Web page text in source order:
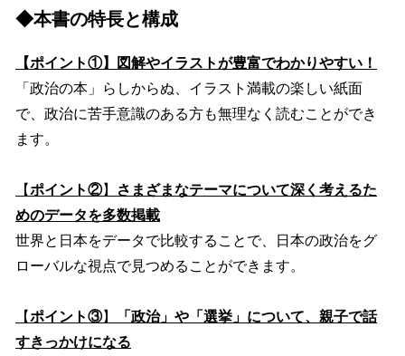
◆本書の特長と構成
【ポイント①】図解やイラストが豊富でわかりやすい！
「政治の本」らしからぬ、イラスト満載の楽しい紙面
で、政治に苦手意識のある方も無理なく読むことができ
ます。
【ポイント②】
さまざまなテーマについて深く考えるた
めのデータを多数掲載
世界と日本をデータで比較することで、日本の政治をグ
ローバルな視点で見つめることができます。
【ポイント③】
「政治」や「選挙」について、親子で話
すきっかけになる